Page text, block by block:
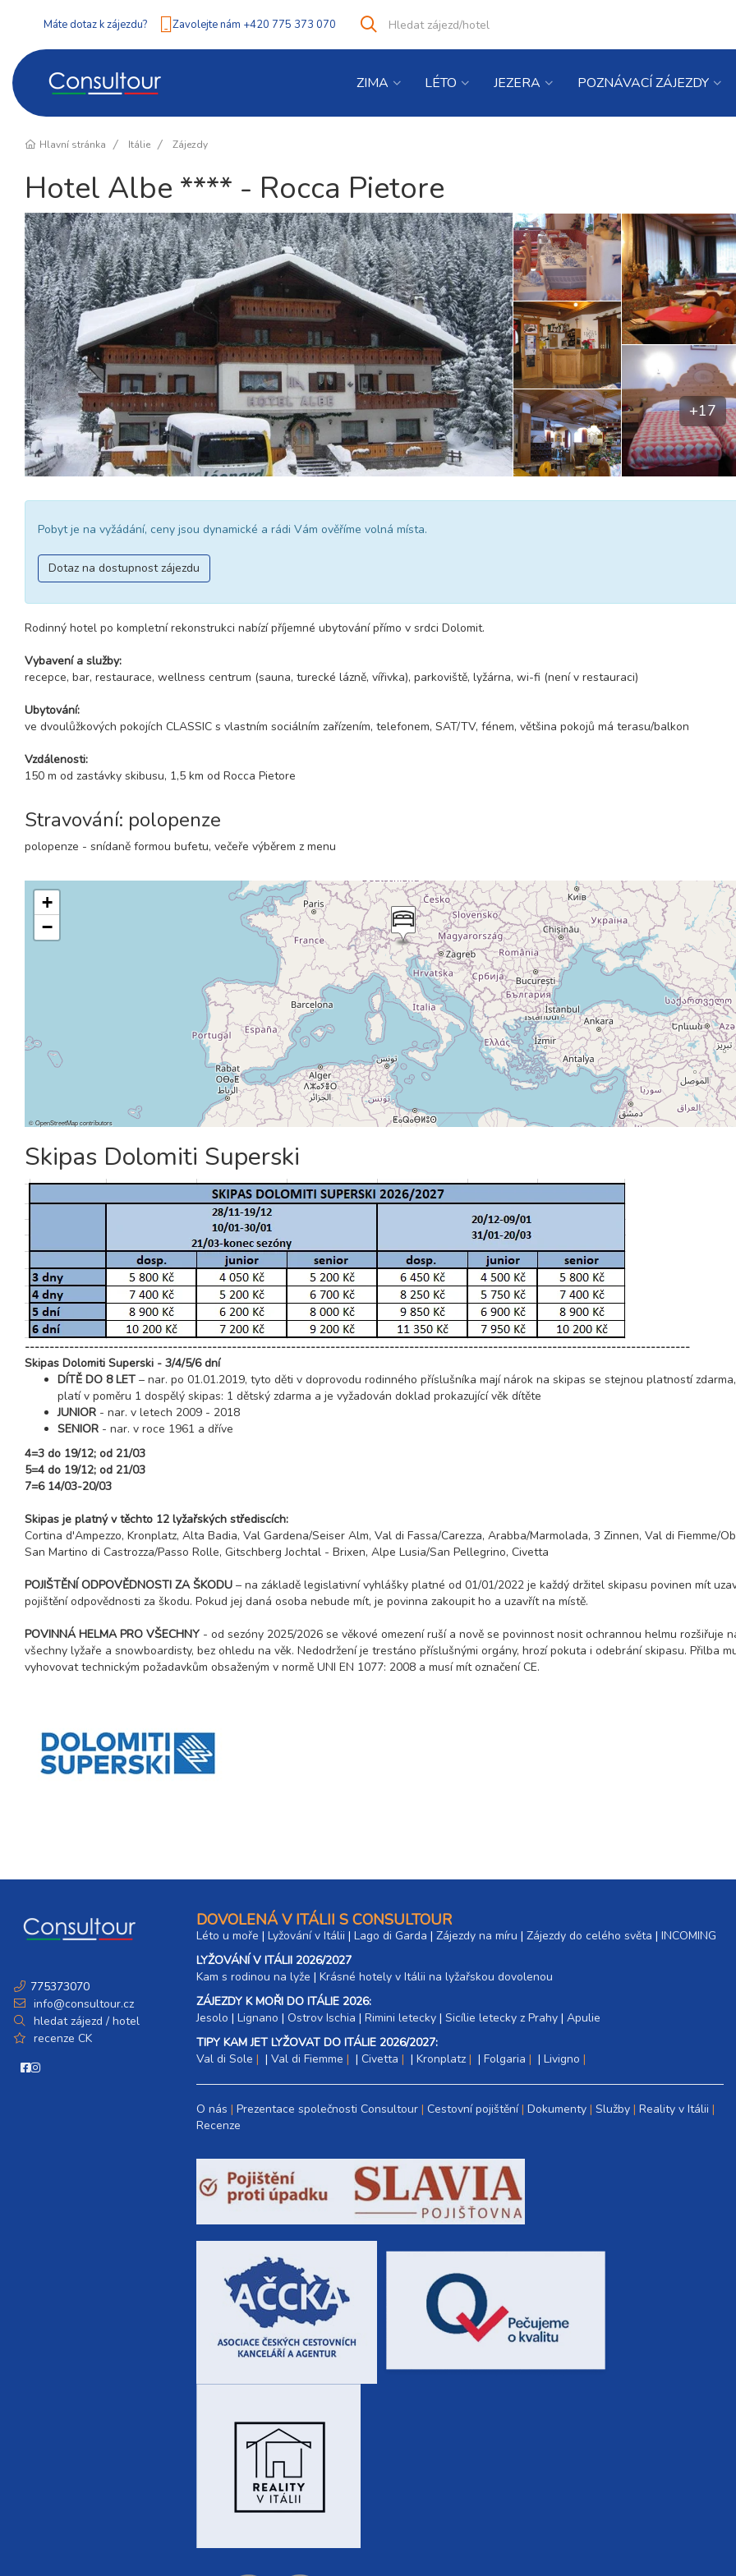
Máte dotaz k zájezdu? Zavolejte nám +420 775 373 070
co
Vyhledat
ZIMA LÉTO JEZERA POZNÁVACÍ ZÁJEZDY
Hlavní stránka Itálie Zájezdy
Hotel Albe **** - Rocca Pietore
+17
Pobyt je na vyžádání, ceny jsou dynamické a rádi Vám ověříme volná místa.
Dotaz na dostupnost zájezdu
Rodinný hotel po kompletní rekonstrukci nabízí příjemné ubytování přímo v srdci Dolomit.
Vybavení a služby:
recepce, bar, restaurace, wellness centrum (sauna, turecké lázně, vířivka), parkoviště, lyžárna, wi-fi (není v restauraci)
Ubytování:
ve dvoulůžkových pokojích CLASSIC s vlastním sociálním zařízením, telefonem, SAT/TV, fénem, většina pokojů má terasu/balkon
Vzdálenosti:
150 m od zastávky skibusu, 1,5 km od Rocca Pietore
Stravování: polopenze
polopenze - snídaně formou bufetu, večeře výběrem z menu
+
−
©OpenStreetMapcontributors
Skipas Dolomiti Superski
---------------------------------------------------------------------------------------------------------------------------------------
Skipas Dolomiti Superski - 3/4/5/6 dní
DÍTĚ DO 8 LET – nar. po 01.01.2019, tyto děti v doprovodu rodinného příslušníka mají nárok na skipas se stejnou platností
platí v poměru 1 dospělý skipas: 1 dětský zdarma a je vyžadován doklad prokazující věk dítěte
JUNIOR - nar. v letech 2009 - 2018
SENIOR - nar. v roce 1961 a dříve
4=3 do 19/12; od 21/03
5=4 do 19/12; od 21/03
7=6 14/03-20/03
Skipas je platný v těchto 12 lyžařských střediscích:
Cortina d'Ampezzo, Kronplatz, Alta Badia, Val Gardena/Seiser Alm, Val di Fassa/Carezza, Arabba/Marmolada, 3 Zinnen, Val di Fiemme/
San Martino di Castrozza/Passo Rolle, Gitschberg Jochtal - Brixen, Alpe Lusia/San Pellegrino, Civetta
POJIŠTĚNÍ ODPOVĚDNOSTI ZA ŠKODU – na základě legislativní vyhlášky platné od 01/01/2022 je každý držitel skipasu povinen mít
pojištění odpovědnosti za škodu. Pokud jej daná osoba nebude mít, je povinna zakoupit ho a uzavřít na místě.
POVINNÁ HELMA PRO VŠECHNY - od sezóny 2025/2026 se věkové omezení ruší a nově se povinnost nosit ochrannou helmu rozšiřuje
všechny lyžaře a snowboardisty, bez ohledu na věk. Nedodržení je trestáno příslušnými orgány, hrozí pokuta i odebrání skipasu. Přilba
vyhovovat technickým požadavkům obsaženým v normě UNI EN 1077: 2008 a musí mít označení CE.
775373070
info@consultour.cz
hledat zájezd / hotel
recenze CK
DOVOLENÁ V ITÁLII S CONSULTOUR
Léto u moře | Lyžování v Itálii | Lago di Garda | Zájezdy na míru | Zájezdy do celého světa | INCOMING
LYŽOVÁNÍ V ITÁLII 2026/2027
Kam s rodinou na lyže |​ Krásné hotely v Itálii na lyžařskou dovolenou
ZÁJEZDY K MOŘI DO ITÁLIE 2026:
Jesolo | Lignano | Ostrov Ischia | Rimini letecky | Sicílie letecky z Prahy | Apulie
TIPY KAM JET LYŽOVAT DO ITÁLIE 2026/2027:
Val di Sole
| Val di Fiemme | Civetta | Kronplatz | Folgaria | Livigno
O nás Prezentace společnosti Consultour Cestovní pojištění Dokumenty Služby Reality v Itálii
Recenze